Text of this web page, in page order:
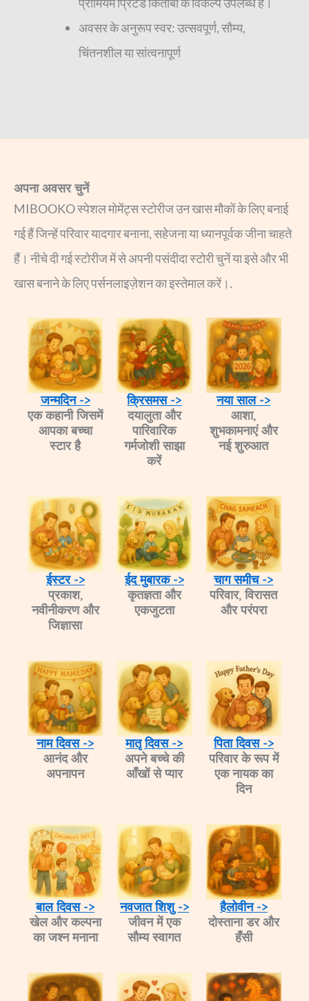
अवसर के अनुरूप स्वर: उत्सवपूर्ण, सौम्य,
चिंतनशील या सांत्वनापूर्ण
अपना अवसर चुनें
MIBOOKO स्पेशल मोमेंट्स स्टोरीज उन खास मौकों के लिए बनाई
गई हैं जिन्हें परिवार यादगार बनाना, सहेजना या ध्यानपूर्वक जीना चाहते
हैं। नीचे दी गई स्टोरीज में से अपनी पसंदीदा स्टोरी चुनें या इसे और भी
खास बनाने के लिए पर्सनलाइज़ेशन का इस्तेमाल करें।.
जन्मदिन ->
एक कहानी जिसमें
आपका बच्चा
स्टार है
क्रिसमस ->
दयालुता और
पारिवारिक
गर्मजोशी साझा
करें
नया साल ->
आशा,
शुभकामनाएं और
नई शुरुआत
ईस्टर ->
प्रकाश,
नवीनीकरण और
जिज्ञासा​
ईद मुबारक ->
कृतज्ञता और
एकजुटता​
चाग समीच ->
परिवार, विरासत
और परंपरा
नाम दिवस ->
आनंद और
अपनापन​
मातृ दिवस ->
अपने बच्चे की
आँखों से प्यार
पिता दिवस ->
परिवार के रूप में
एक नायक का
दिन​
बाल दिवस ->
खेल और कल्पना
का जश्न मनाना
नवजात शिशु ->
जीवन में एक
सौम्य स्वागत
हैलोवीन ->
दोस्ताना डर ​​और
हँसी​